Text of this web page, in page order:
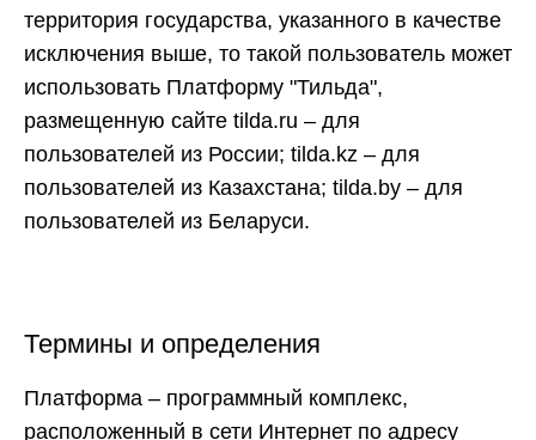
территория государства, указанного в качестве
исключения выше, то такой пользователь может
использовать Платформу "Тильда",
размещенную сайте tilda.ru – для
пользователей из России; tilda.kz – для
пользователей из Казахстана; tilda.by – для
пользователей из Беларуси.
Термины и определения
Платформа – программный комплекс,
расположенный в сети Интернет по адресу